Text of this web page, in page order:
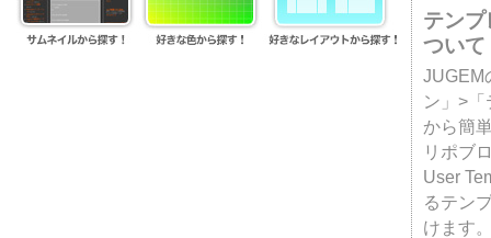
テン
ついて
JUGEM
ン」>
から簡
リポブ
User
るテン
けます